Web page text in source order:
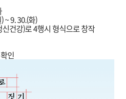
~ 9. 30.(화)
건강)로 4행시 형식으로 창작
인